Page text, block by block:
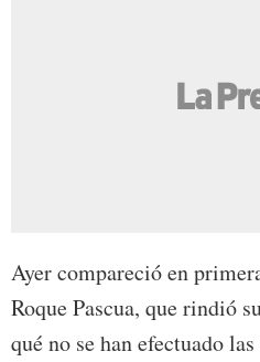
Ayer compareció en
Roque Pascua, que rindió
qué no se han efectuado